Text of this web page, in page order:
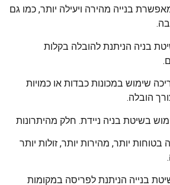
בנייה מהירה ויעילה יותר, כמו גם
בניה הניתנת להובלה בקלות
שימוש במכונות כבדות או כמויות
הובלה.
בשיטת בניה ניידת. חלק מהיתרונות
בטוחות יותר, מהירות יותר, זולות יותר
בנייה הניתנת לפריסה במקומות